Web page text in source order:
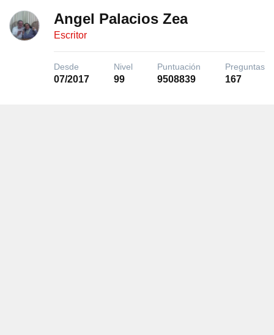
Angel Palacios Zea
Escritor
Desde
07/2017
Nivel
99
Puntuación
9508839
Preguntas
167